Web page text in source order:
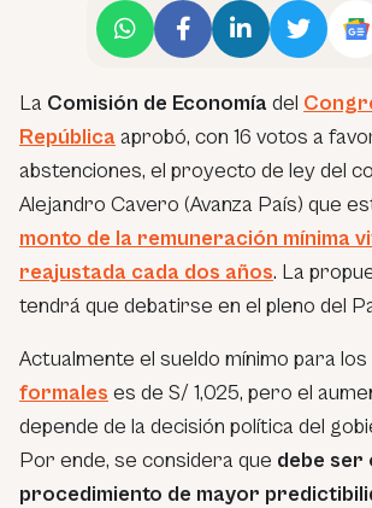
La Comisión de Economía del
República aprobó, con 16 votos a
abstenciones, el proyecto de ley del
Alejandro Cavero (Avanza País) que
monto de la remuneración mínima
reajustada cada dos años. La
tendrá que debatirse en el pleno del
Actualmente el sueldo mínimo para los
formales es de S/ 1,025, pero el
depende de la decisión política del
Por ende, se considera que debe ser
procedimiento de mayor